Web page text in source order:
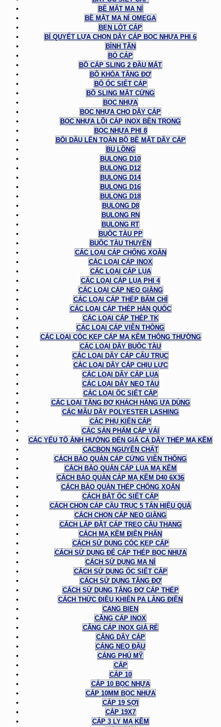
BỀ MẶT MA NÍ
BỀ MẶT MA NÍ OMEGA
BẸN LÓT CÁP
BÍ QUYẾT LỰA CHỌN DÂY CÁP BỌC NHỰA PHI 6
BÌNH TÂN
BÓ CÁP
BỘ CÁP SLING 2 ĐẦU MẮT
BỘ KHÓA TĂNG ĐƠ
BỘ ỐC SIẾT CÁP
BỘ SLING MẮT CỨNG
BỌC NHỰA
BỌC NHỰA CHO DÂY CÁP
BỌC NHỰA LÕI CÁP INOX BÊN TRONG
BỌC NHỰA PHI 8
BÔI DẦU LÊN TOÀN BỘ BỀ MẶT DÂY CÁP
BU LÔNG
BULONG D10
BULONG D12
BULONG D14
BULONG D16
BULONG D18
BULONG D8
BULONG RN
BULONG RT
BUỘC TÀU PP
BUỘC TÀU THUYỀN
CÁC LOẠI CÁP CHỐNG XOẮN
CÁC LOẠI CÁP INOX
CÁC LOẠI CÁP LỤA
CÁC LOẠI CÁP LỤA PHI 4
CÁC LOẠI CÁP NEO GIẰNG
CÁC LOẠI CÁP THÉP BẤM CHÌ
CÁC LOẠI CÁP THÉP HÀN QUỐC
CÁC LOẠI CÁP THÉP TK
CÁC LOẠI CÁP VIỄN THÔNG
CÁC LOẠI CÓC KẸP CÁP MẠ KẼM THÔNG THƯỜNG
CÁC LOẠI DÂY BUỘC TÀU
CÁC LOẠI DÂY CÁP CẨU TRỤC
CÁC LOẠI DÂY CÁP CHỊU LỰC
CÁC LOẠI DÂY CÁP LỤA
CÁC LOẠI DÂY NEO TÀU
CÁC LOẠI ỐC SIẾT CÁP
CÁC LOẠI TĂNG ĐƠ KHÁCH HÀNG ƯA DÙNG
CÁC MẪU DÂY POLYESTER LASHING
CÁC PHỤ KIỆN CÁP
CÁC SẢN PHẨM CÁP VẢI
CÁC YẾU TỐ ẢNH HƯỞNG ĐẾN GIÁ CẢ DÂY THÉP MẠ KẼM
CACBON NGUYÊN CHẤT
CÁCH BẢO QUẢN CÁP CỨNG VIỄN THÔNG
CÁCH BẢO QUẢN CÁP LỤA MẠ KẼM
CÁCH BẢO QUẢN CÁP MẠ KẼM D40 6X36
CÁCH BẢO QUẢN THÉP CHỐNG XOẮN
CÁCH BẮT ỐC SIẾT CÁP
CÁCH CHỌN CÁP CẦU TRỤC 5 TẤN HIỆU QUẢ
CÁCH CHỌN CÁP NEO GIẰNG
CÁCH LẮP ĐẶT CÁP TREO CẦU THANG
CÁCH MẠ KẼM ĐIỆN PHÂN
CÁCH SỬ DỤNG CÓC KẸP CÁP
CÁCH SỬ DỤNG ĐỂ CÁP THÉP BỌC NHỰA
CÁCH SỬ DỤNG MA NÍ
CÁCH SỬ DỤNG ỐC SIẾT CÁP
CÁCH SỬ DỤNG TĂNG ĐƠ
CÁCH SỬ DỤNG TĂNG ĐƠ CÁP THÉP
CÁCH THỨC ĐIỀU KHIỂN PA LĂNG ĐIỆN
CANG BIEN
CĂNG CÁP INOX
CĂNG CÁP INOX GIÁ RẺ
CĂNG DÂY CÁP
CẢNG NEO ĐẬU
CẢNG PHÚ MỸ
CÁP
CÁP 10
CÁP 10 BỌC NHỰA
CÁP 10MM BỌC NHỰA
CÁP 19 SỢI
CÁP 19X7
CÁP 3 LY MẠ KẼM